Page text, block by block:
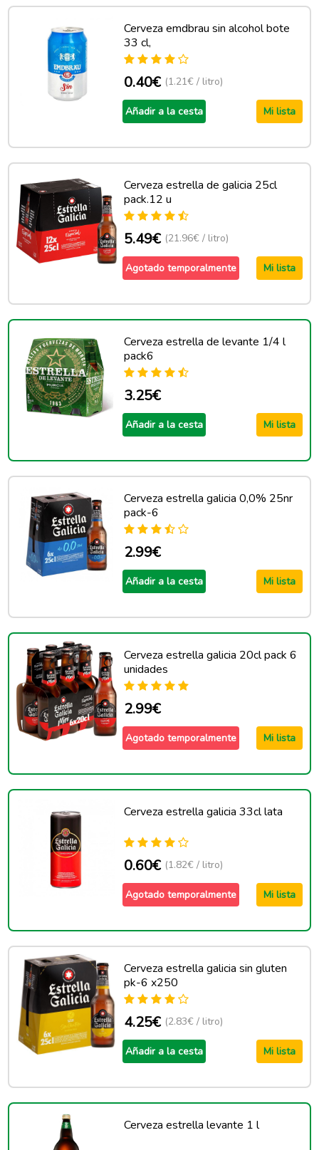
Cerveza emdbrau sin alcohol bote
33 cl,
0.40€ (1.21€ / litro)
Añadir a la cesta Mi lista
Cerveza estrella de galicia 25cl
pack.12 u
5.49€ (21.96€ / litro)
Agotado temporalmente Mi lista
Cerveza estrella de levante 1/4 l
pack6
3.25€
Añadir a la cesta Mi lista
Cerveza estrella galicia 0,0% 25nr
pack-6
2.99€
Añadir a la cesta Mi lista
Cerveza estrella galicia 20cl pack 6
unidades
2.99€
Agotado temporalmente Mi lista
Cerveza estrella galicia 33cl lata
0.60€ (1.82€ / litro)
Agotado temporalmente Mi lista
Cerveza estrella galicia sin gluten
pk-6 x250
4.25€ (2.83€ / litro)
Añadir a la cesta Mi lista
Cerveza estrella levante 1 l